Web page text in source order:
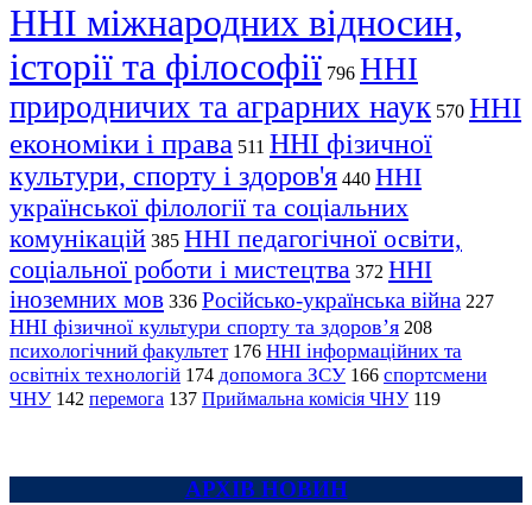
ННІ міжнародних відносин,
історії та філософії 796 ННІ
природничих та аграрних наук 570 ННІ
економіки і права 511 ННІ фізичної
культури, спорту і здоров'я 440 ННІ
української філології та соціальних
комунікацій 385 ННІ педагогічної освіти,
соціальної роботи і мистецтва 372 ННІ
іноземних мов 336 Російсько-українська війна 227
ННІ фізичної культури спорту та здоров’я 208
психологічний факультет 176 ННІ інформаційних та
освітніх технологій 174 допомога ЗСУ 166 спортсмени
ЧНУ 142 перемога 137 Приймальна комісія ЧНУ 119
АРХІВ НОВИН